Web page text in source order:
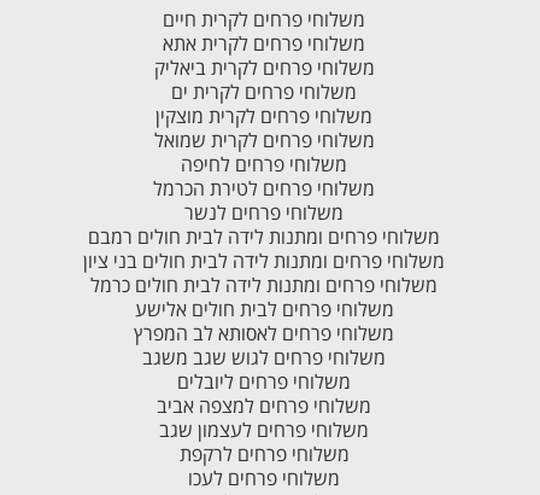
משלוחי פרחים לקרית חיים
משלוחי פרחים לקרית אתא
משלוחי פרחים לקרית ביאליק
משלוחי פרחים לקרית ים
משלוחי פרחים לקרית מוצקין
משלוחי פרחים לקרית שמואל
משלוחי פרחים לחיפה
משלוחי פרחים לטירת הכרמל
משלוחי פרחים לנשר
משלוחי פרחים ומתנות לידה לבית חולים רמבם
משלוחי פרחים ומתנות לידה לבית חולים בני ציון
משלוחי פרחים ומתנות לידה לבית חולים כרמל
משלוחי פרחים לבית חולים אלישע
משלוחי פרחים לאסותא לב המפרץ
משלוחי פרחים לגוש שגב משגב
משלוחי פרחים ליובלים
משלוחי פרחים למצפה אביב
משלוחי פרחים לעצמון שגב
משלוחי פרחים לרקפת
משלוחי פרחים לעכו